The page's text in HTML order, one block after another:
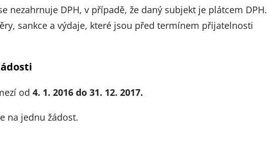
nezahrnuje DPH, v případě, že daný subjekt je plátcem DPH.
sankce a výdaje, které jsou před termínem přijatelnosti
od 4. 1. 2016 do 31. 12. 2017.
na jednu žádost.